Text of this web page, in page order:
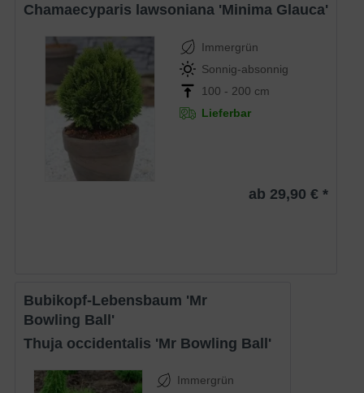
Chamaecyparis lawsoniana 'Minima Glauca'
Immergrün
Sonnig-absonnig
100 - 200 cm
Lieferbar
ab 29,90 € *
Bubikopf-Lebensbaum 'Mr
Bowling Ball'
Thuja occidentalis 'Mr Bowling Ball'
Immergrün